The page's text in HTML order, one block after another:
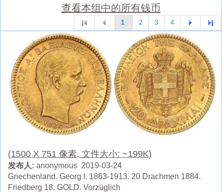
查看本组中的所有钱币
1 2 3 4
(1500 X 751 像素, 文件大小: ~199K)
发布人: anonymous 2019-03-24
Griechenland. Georg I. 1863-1913. 20 Drachmen 1884.
Friedberg 18. GOLD. Vorzüglich